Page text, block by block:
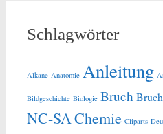
Schlagwörter
Alkane Anatomie Anleitung
Bildgeschichte Biologie Bruch
NC-SAChemie Cliparts